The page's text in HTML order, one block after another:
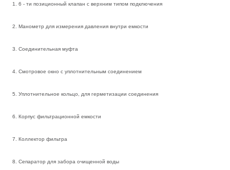
1. 6 - ти позиционный клапан с верхним типом подключения
2. Манометр для измерения давления внутри емкости
3. Соединительная муфта
4. Cмотровое окно с уплотнительным соединением
5. Уплотнительное кольцо, для герметизации соединения
6. Корпус фильтрационной емкости
7. Коллектор фильтра
8. Сепаратор для забора очищенной воды